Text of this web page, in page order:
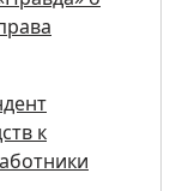
к